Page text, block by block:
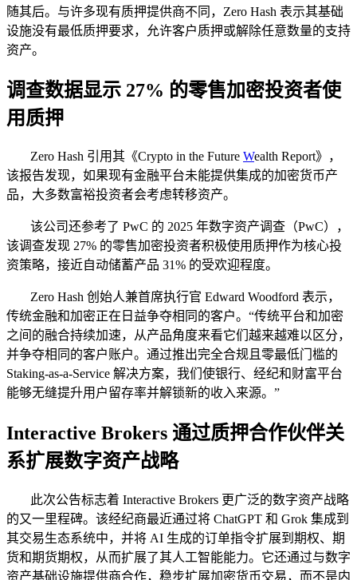
随其后。与许多现有质押提供商不同，Zero Hash 表示其基础
设施没有最低质押要求，允许客户质押或解除任意数量的支持
资产。
调查数据显示 27% 的零售加密投资者使
用质押
Zero Hash 引用其《Crypto in the Future Wealth Report》，
该报告发现，如果现有金融平台未能提供集成的加密货币产
品，大多数富裕投资者会考虑转移资产。
该公司还参考了 PwC 的 2025 年数字资产调查（PwC），
该调查发现 27% 的零售加密投资者积极使用质押作为核心投
资策略，接近自动储蓄产品 31% 的受欢迎程度。
Zero Hash 创始人兼首席执行官 Edward Woodford 表示，
传统金融和加密正在日益争夺相同的客户。“传统平台和加密
之间的融合持续加速，从产品角度来看它们越来越难以区分，
并争夺相同的客户账户。通过推出完全合规且零最低门槛的
Staking-as-a-Service 解决方案，我们使银行、经纪和财富平台
能够无缝提升用户留存率并解锁新的收入来源。”
Interactive Brokers 通过质押合作伙伴关
系扩展数字资产战略
此次公告标志着 Interactive Brokers 更广泛的数字资产战略
的又一里程碑。该经纪商最近通过将 ChatGPT 和 Grok 集成到
其交易生态系统中，并将 AI 生成的订单指令扩展到期权、期
货和期货期权，从而扩展了其人工智能能力。它还通过与数字
资产基础设施提供商合作，稳步扩展加密货币交易，而不是内